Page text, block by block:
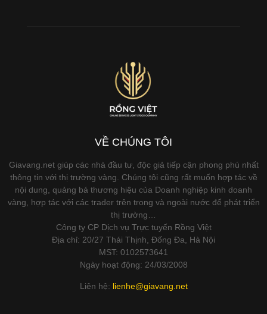
VỀ CHÚNG TÔI
Giavang.net giúp các nhà đầu tư, độc giả tiếp cận phong phú nhất
thông tin với thị trường vàng. Chúng tôi cũng rất muốn hợp tác về
nội dung, quảng bá thương hiệu của Doanh nghiệp kinh doanh
vàng, hợp tác với các trader trên trong và ngoài nước để phát triển
thị trường…
Công ty CP Dịch vụ Trực tuyến Rồng Việt
Địa chỉ: 20/27 Thái Thịnh, Đống Đa, Hà Nội
MST: 0102573641
Ngày hoạt động: 24/03/2008
Liên hệ: lienhe@giavang.net